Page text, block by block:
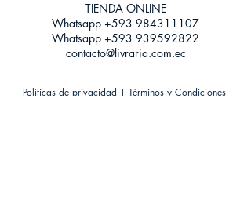
TIENDA ONLINE​
Whatsapp +593 984311107
Whatsapp +593 939592822
contacto@livraria.com.ec
Políticas de privacidad | Términos y Condiciones